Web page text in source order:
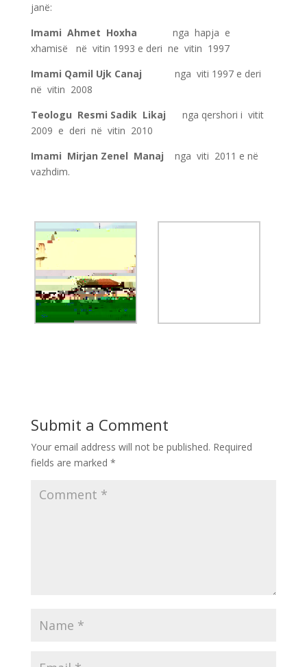
janë:
Imami Ahmet Hoxha nga hapja e
xhamisë në vitin 1993 e deri ne vitin 1997
Imami Qamil Ujk Canaj nga viti 1997 e deri
në vitin 2008
Teologu Resmi Sadik Likaj nga qershori i vitit
2009 e deri në vitin 2010
Imami Mirjan Zenel Manaj nga viti 2011 e në
vazhdim.
Submit a Comment
Your email address will not be published. Required
fields are marked *